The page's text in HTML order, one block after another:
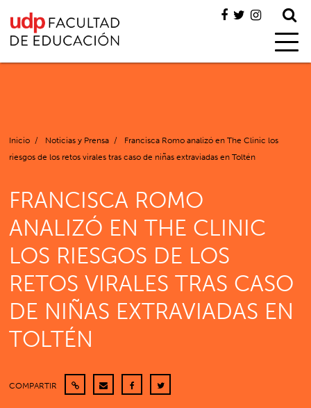
Inicio / Noticias y Prensa /
Francisca Romo analizó en The Clinic los
riesgos de los retos virales tras caso de niñas extraviadas en Toltén
FRANCISCA ROMO
ANALIZÓ EN THE CLINIC
LOS RIESGOS DE LOS
RETOS VIRALES TRAS CASO
DE NIÑAS EXTRAVIADAS EN
TOLTÉN
COMPARTIR